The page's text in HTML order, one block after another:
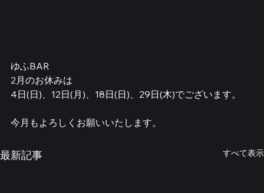
ゆふBAR
2月のお休みは
4日(日)、12日(月)、18日(日)、29日(木)でございます。
今月もよろしくお願いいたします。
最新記事 すべて表示